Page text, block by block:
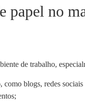
papel no
de trabalho,
blogs, redes